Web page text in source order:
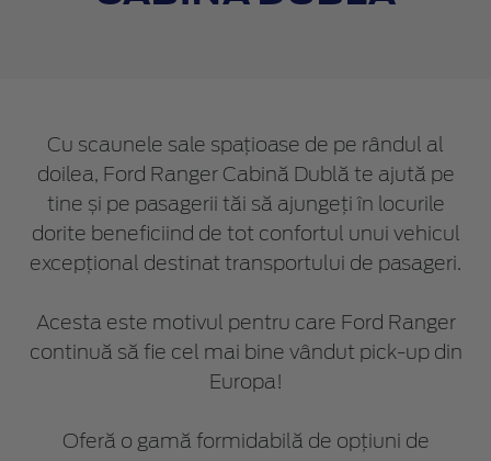
Cu scaunele sale spațioase de pe rândul al
doilea, Ford Ranger Cabină Dublă te ajută pe
tine și pe pasagerii tăi să ajungeți în locurile
dorite beneficiind de tot confortul unui vehicul
excepțional destinat transportului de pasageri.
Acesta este motivul pentru care Ford Ranger
continuă să fie cel mai bine vândut pick-up din
Europa!
Oferă o gamă formidabilă de opțiuni de